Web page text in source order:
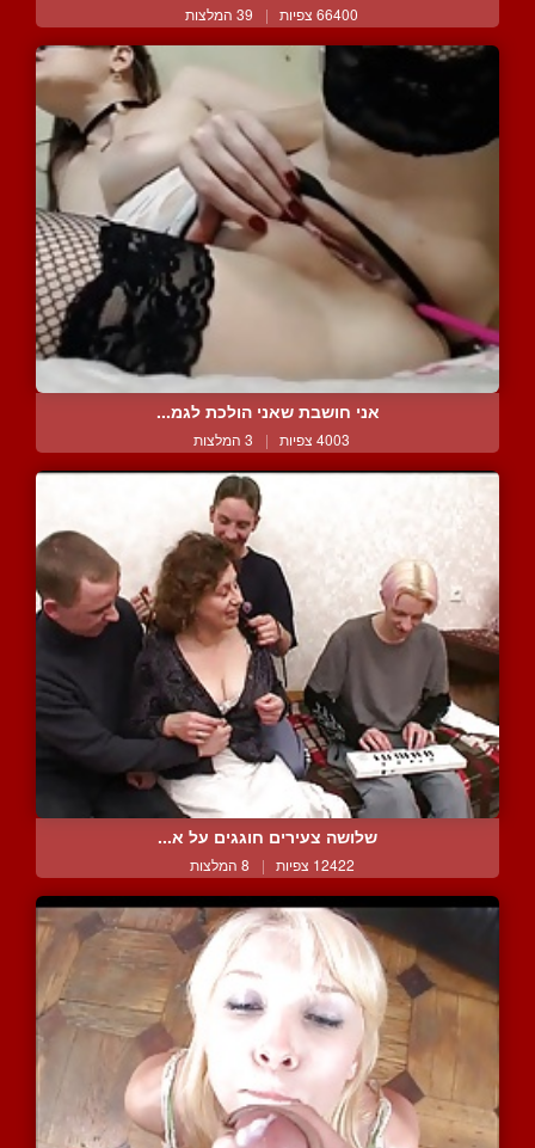
66400 צפיות | 39 המלצות
אני חושבת שאני הולכת לגמ...
4003 צפיות | 3 המלצות
שלושה צעירים חוגגים על א...
12422 צפיות | 8 המלצות